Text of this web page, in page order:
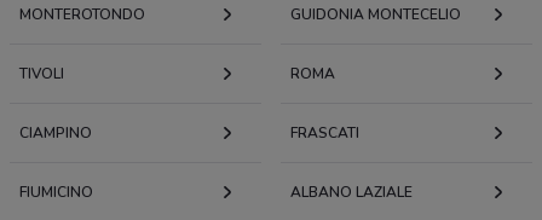
MONTEROTONDO GUIDONIA MONTECELIO
TIVOLI ROMA
CIAMPINO FRASCATI
FIUMICINO ALBANO LAZIALE